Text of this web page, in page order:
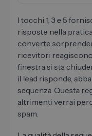
I tocchi 1, 3 e 5
risposte nella
converte
ricevitori
finestra si sta
il lead risponde,
sequenza. Questa
altrimenti verrai
spam.